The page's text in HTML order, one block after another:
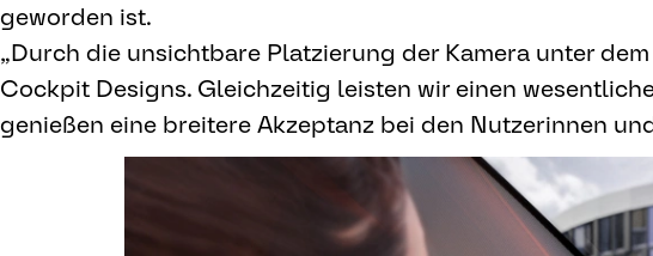
geworden ist.
„Durch die unsichtbare Platzierung der Kamera unter
Cockpit Designs. Gleichzeitig leisten wir einen
genießen eine breitere Akzeptanz bei den Nutzerinnen